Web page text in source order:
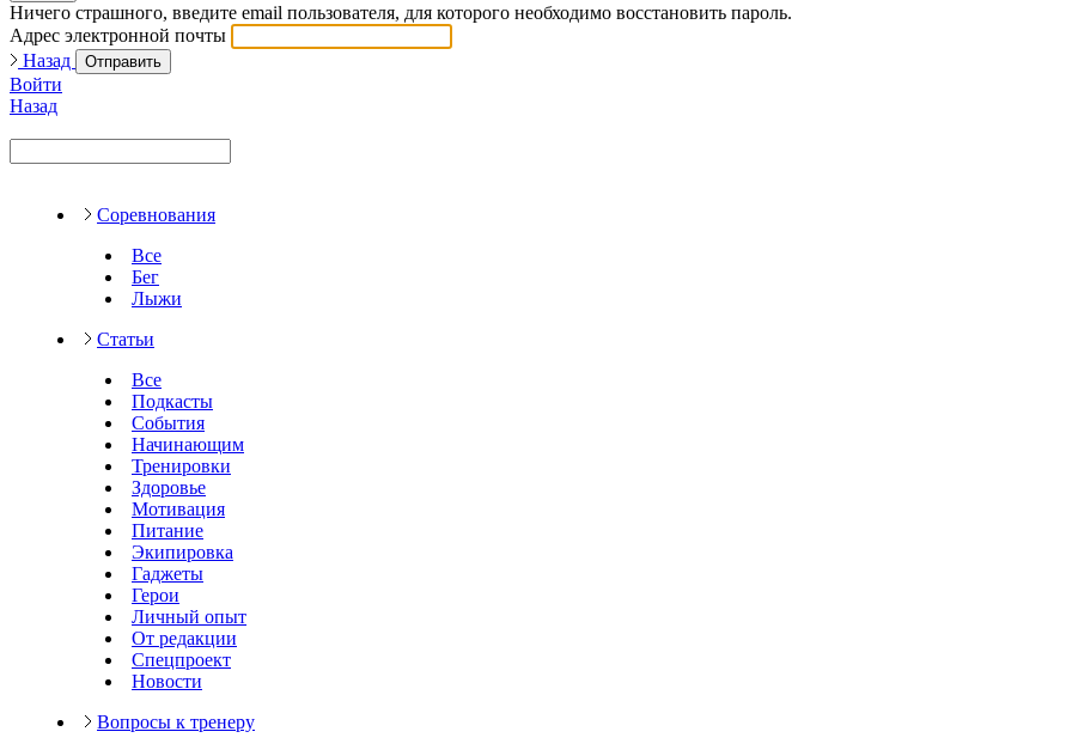
Ничего страшного, введите email пользователя, для которого необходимо восстановить пароль.
Адрес электронной почты
Назад
Отправить
Войти
Назад
Соревнования
Все
Бег
Лыжи
Статьи
Все
Подкасты
События
Начинающим
Тренировки
Здоровье
Мотивация
Питание
Экипировка
Гаджеты
Герои
Личный опыт
От редакции
Спецпроект
Новости
Вопросы к тренеру